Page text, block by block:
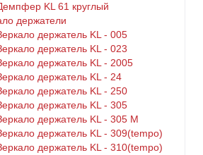
KL 61 круглый
держатели
держатель KL - 005
держатель KL - 023
держатель KL - 2005
держатель KL - 24
держатель KL - 250
держатель KL - 305
держатель KL - 305 M
держатель KL - 309(tempo)
держатель KL - 310(tempo)